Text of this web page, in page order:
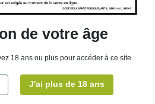
Ajouter au panier
de votre âge
18 ans ou plus pour accéder à ce site.
J'ai plus de 18 ans